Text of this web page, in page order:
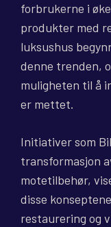
forbrukerne i
produkter med
luksushus
denne trenden,
muligheten til å
er mettet.
Initiativer som
transformasjon
motetilbehør,
disse
restaurering og